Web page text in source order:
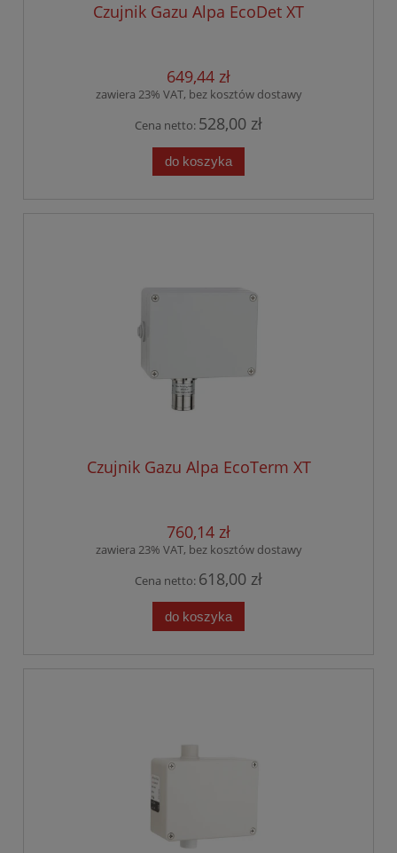
Czujnik Gazu Alpa EcoDet XT
649,44 zł
zawiera 23% VAT, bez kosztów dostawy
Cena netto: 528,00 zł
do koszyka
Czujnik Gazu Alpa EcoTerm XT
760,14 zł
zawiera 23% VAT, bez kosztów dostawy
Cena netto: 618,00 zł
do koszyka